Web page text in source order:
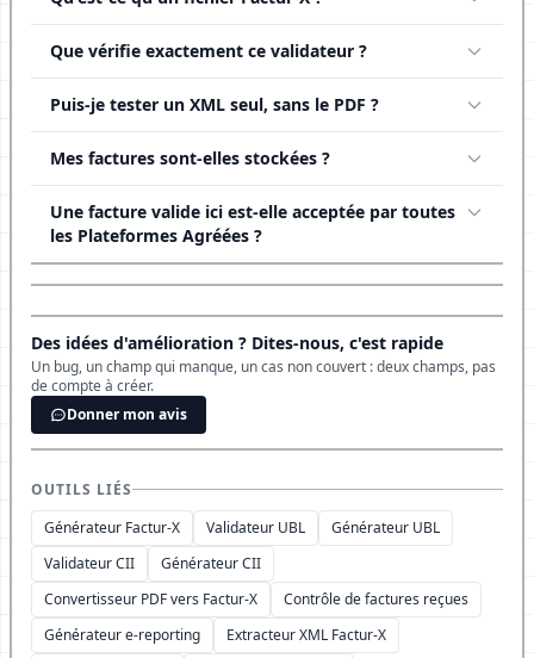
Que vérifie exactement ce validateur ?
Puis-je tester un XML seul, sans le PDF ?
Mes factures sont-elles stockées ?
Une facture valide ici est-elle acceptée par toutes
les Plateformes Agréées ?
Des idées d'amélioration ? Dites-nous, c'est rapide
Un bug, un champ qui manque, un cas non couvert : deux champs, pas
de compte à créer.
Donner mon avis
OUTILS LIÉS
Générateur Factur-X
Validateur UBL
Générateur UBL
Validateur CII
Générateur CII
Convertisseur PDF vers Factur-X
Contrôle de factures reçues
Générateur e-reporting
Extracteur XML Factur-X